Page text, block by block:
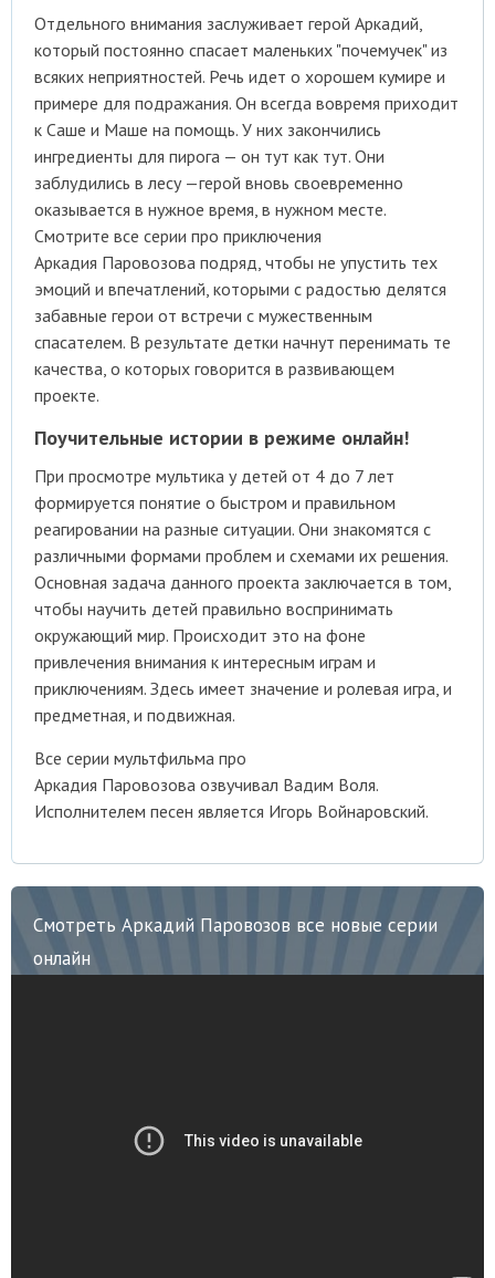
Отдельного внимания заслуживает герой Аркадий,
который постоянно спасает маленьких "почемучек" из
всяких неприятностей. Речь идет о хорошем кумире и
примере для подражания. Он всегда вовремя приходит
к Саше и Маше на помощь. У них закончились
ингредиенты для пирога — он тут как тут. Они
заблудились в лесу —герой вновь своевременно
оказывается в нужное время, в нужном месте.
Смотрите все серии про приключения
Аркадия Паровозова подряд, чтобы не упустить тех
эмоций и впечатлений, которыми с радостью делятся
забавные герои от встречи с мужественным
спасателем. В результате детки начнут перенимать те
качества, о которых говорится в развивающем
проекте.
Поучительные истории в режиме онлайн!
При просмотре мультика у детей от 4 до 7 лет
формируется понятие о быстром и правильном
реагировании на разные ситуации. Они знакомятся с
различными формами проблем и схемами их решения.
Основная задача данного проекта заключается в том,
чтобы научить детей правильно воспринимать
окружающий мир. Происходит это на фоне
привлечения внимания к интересным играм и
приключениям. Здесь имеет значение и ролевая игра, и
предметная, и подвижная.
Все серии мультфильма про
Аркадия Паровозова озвучивал Вадим Воля.
Исполнителем песен является Игорь Войнаровский.
Смотреть Аркадий Паровозов все новые серии
онлайн